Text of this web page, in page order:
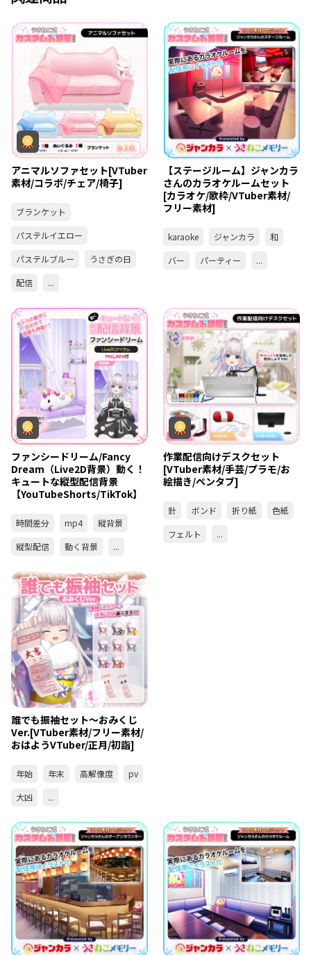
アニマルソファセット[VTuber
素材/コラボ/チェア/椅子]
ブランケット
パステルイエロー
パステルブルー
うさぎの日
配信
...
【ステージルーム】ジャンカラ
さんのカラオケルームセット
[カラオケ/歌枠/VTuber素材/
フリー素材]
karaoke ジャンカラ
和
バー
パーティー ...
ファンシードリーム/Fancy
Dream（Live2D背景）動く！
キュートな縦型配信背景
【YouTubeShorts/TikTok】
時間差分 mp4
縦背景
縦型配信
動く背景 ...
作業配信向けデスクセット
[VTuber素材/手芸/プラモ/お
絵描き/ペンタブ]
針 ボンド 折り紙
色紙
フェルト
...
誰でも振袖セット～おみくじ
Ver.[VTuber素材/フリー素材/
おはようVTuber/正月/初詣]
年始 年末 高解像度
pv
大凶
...